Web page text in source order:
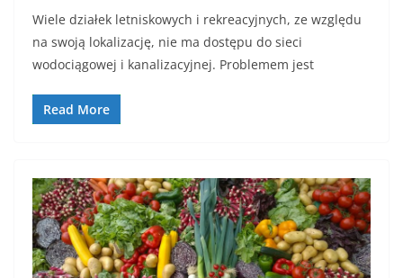
Wiele działek letniskowych i rekreacyjnych, ze względu
na swoją lokalizację, nie ma dostępu do sieci
wodociągowej i kanalizacyjnej. Problemem jest
Read More